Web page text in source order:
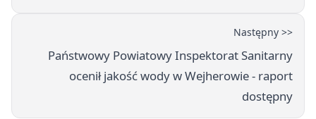
Następny >>
Państwowy Powiatowy Inspektorat Sanitarny
ocenił jakość wody w Wejherowie - raport
dostępny